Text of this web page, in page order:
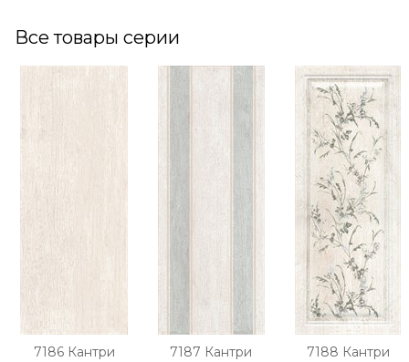
Все товары серии
7186 Кантри
7187 Кантри
7188 Кантри